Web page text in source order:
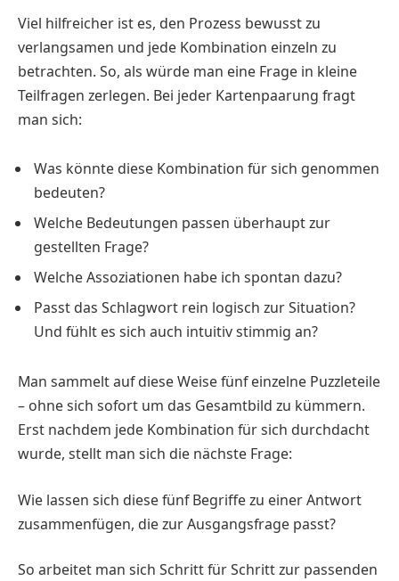
Viel hilfreicher ist es, den Prozess bewusst zu
verlangsamen und jede Kombination einzeln zu
betrachten. So, als würde man eine Frage in kleine
Teilfragen zerlegen. Bei jeder Kartenpaarung fragt
man sich:
Was könnte diese Kombination für sich genommen
bedeuten?
Welche Bedeutungen passen überhaupt zur
gestellten Frage?
Welche Assoziationen habe ich spontan dazu?
Passt das Schlagwort rein logisch zur Situation?
Und fühlt es sich auch intuitiv stimmig an?
Man sammelt auf diese Weise fünf einzelne Puzzleteile
– ohne sich sofort um das Gesamtbild zu kümmern.
Erst nachdem jede Kombination für sich durchdacht
wurde, stellt man sich die nächste Frage:
Wie lassen sich diese fünf Begriffe zu einer Antwort
zusammenfügen, die zur Ausgangsfrage passt?
So arbeitet man sich Schritt für Schritt zur passenden